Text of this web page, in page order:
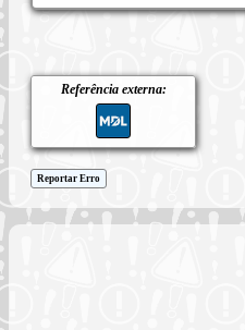
Referência externa:
Reportar Erro